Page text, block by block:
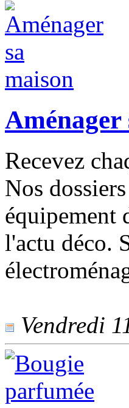
Aménager
Recevez
Nos
équipement
l'actu déco.
Vendredi